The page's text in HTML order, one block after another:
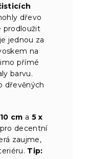
dřevo
prodloužit
jednou za
na
přímé
barvu.
dřevěných
cm a 5 x
decentní
zaujme,
Tip: